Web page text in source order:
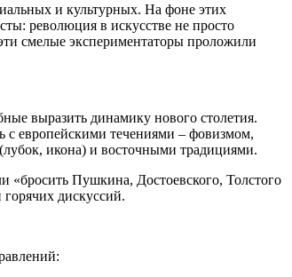
и культурных. На фоне этих
революция в искусстве не просто
смелые экспериментаторы проложили
выразить динамику нового столетия.
с европейскими течениями – фовизмом,
икона) и восточными традициями.
Пушкина, Достоевского, Толстого
дискуссий.